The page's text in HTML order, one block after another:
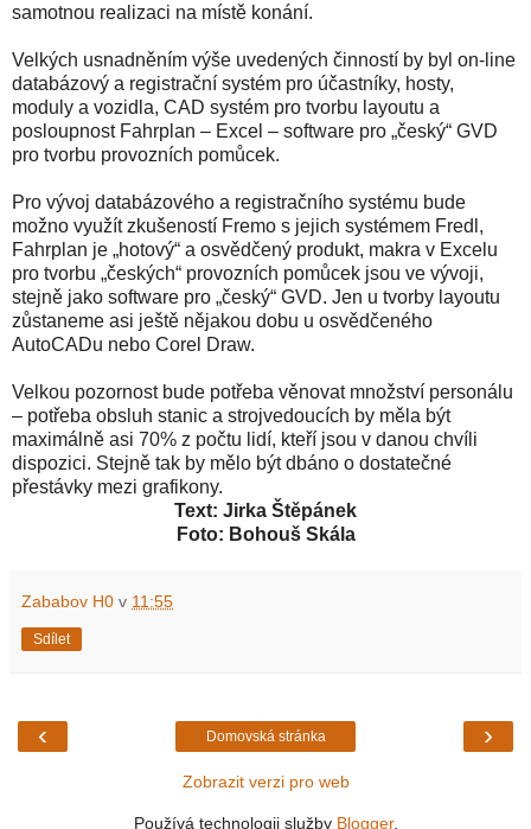
samotnou realizaci na místě konání.
Velkých usnadněním výše uvedených činností by byl on-line
databázový a registrační systém pro účastníky, hosty,
moduly a vozidla, CAD systém pro tvorbu layoutu a
posloupnost Fahrplan – Excel – software pro „český“ GVD
pro tvorbu provozních pomůcek.
Pro vývoj databázového a registračního systému bude
možno využít zkušeností Fremo s jejich systémem Fredl,
Fahrplan je „hotový“ a osvědčený produkt, makra v Excelu
pro tvorbu „českých“ provozních pomůcek jsou ve vývoji,
stejně jako software pro „český“ GVD. Jen u tvorby layoutu
zůstaneme asi ještě nějakou dobu u osvědčeného
AutoCADu nebo Corel Draw.
Velkou pozornost bude potřeba věnovat množství personálu
– potřeba obsluh stanic a strojvedoucích by měla být
maximálně asi 70% z počtu lidí, kteří jsou v danou chvíli
dispozici. Stejně tak by mělo být dbáno o dostatečné
přestávky mezi grafikony.
Text: Jirka Štěpánek
Foto: Bohouš Skála
Zababov H0 v 11:55
Sdílet
‹ ›
Domovská stránka
Zobrazit verzi pro web
Používá technologii služby Blogger.